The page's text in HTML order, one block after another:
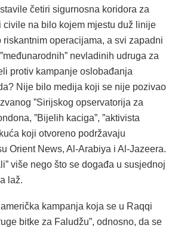
četiri sigurnosna koridora za
civile na bilo kojem mjestu duž linije
riskantnim operacijama, a svi zapadni
nevladinih udruga za
protiv kampanje oslobađanja
Nije bilo medija koji se nije pozivao
”Sirijskog opservatorija za
”Bijelih kaciga”, ”aktivista
koji otvoreno podržavaju
Orient News, Al-Arabiya i Al-Jazeera.
više nego što se događa u susjednoj
laž.
kampanja koja se u Raqqi
bitke za Faludžu”, odnosno, da se